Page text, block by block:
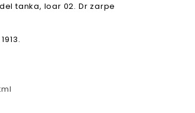
tanka, loar 02. Dr zarpe
1913.